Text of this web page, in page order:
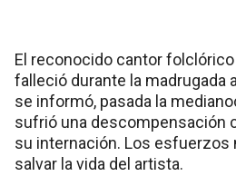
El reconocido cantor
falleció durante la madrugada
se informó, pasada la
sufrió una descompensación
su internación. Los esfuerzos
salvar la vida del artista.